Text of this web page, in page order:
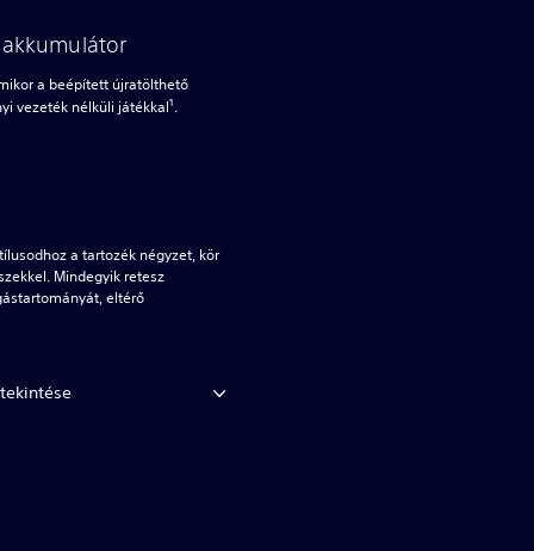
a beépített újratölthető
vezeték nélküli játékkal1.
a tartozék négyzet, kör
Mindegyik retesz
eltérő